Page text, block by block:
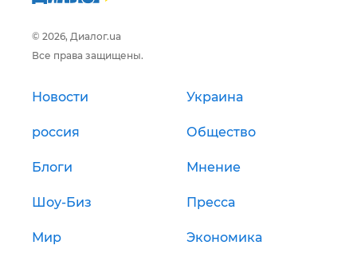
© 2026, Диалог.ua
Все права защищены.
Новости Украина
россия Общество
Блоги Мнение
Шоу-Биз Пресса
Мир Экономика